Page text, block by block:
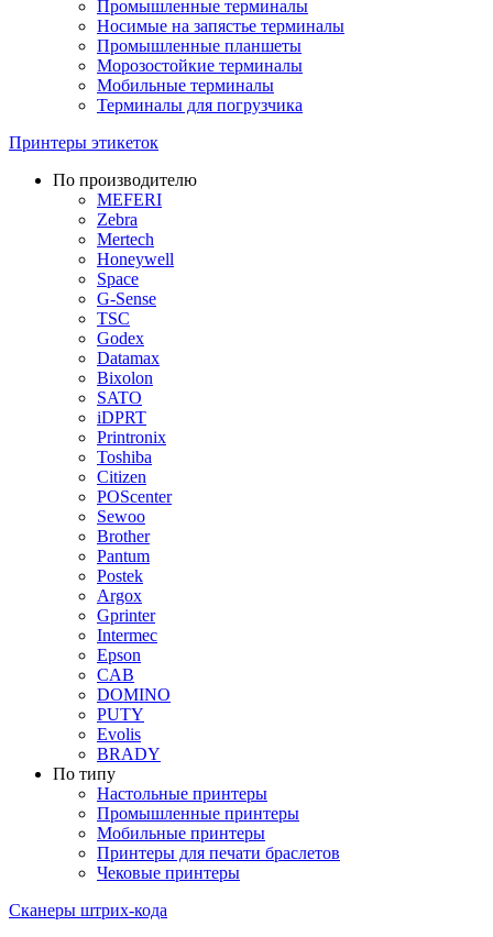
Промышленные терминалы
Носимые на запястье терминалы
Промышленные планшеты
Морозостойкие терминалы
Мобильные терминалы
Терминалы для погрузчика
Принтеры этикеток
По производителю
MEFERI
Zebra
Mertech
Honeywell
Space
G-Sense
TSC
Godex
Datamax
Bixolon
SATO
iDPRT
Printronix
Toshiba
Citizen
POScenter
Sewoo
Brother
Pantum
Postek
Argox
Gprinter
Intermec
Epson
CAB
DOMINO
PUTY
Evolis
BRADY
По типу
Настольные принтеры
Промышленные принтеры
Мобильные принтеры
Принтеры для печати браслетов
Чековые принтеры
Сканеры штрих-кода